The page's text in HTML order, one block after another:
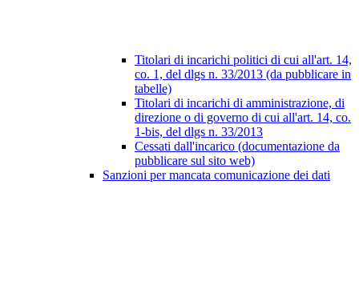
Titolari di incarichi politici di cui all'art. 14,
co. 1, del dlgs n. 33/2013 (da pubblicare in
tabelle)
Titolari di incarichi di amministrazione, di
direzione o di governo di cui all'art. 14, co.
1-bis, del dlgs n. 33/2013
Cessati dall'incarico (documentazione da
pubblicare sul sito web)
Sanzioni per mancata comunicazione dei dati